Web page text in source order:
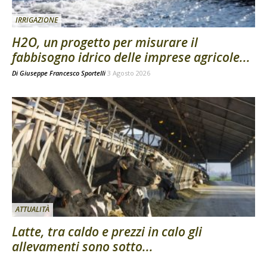
IRRIGAZIONE
H2O, un progetto per misurare il
fabbisogno idrico delle imprese agricole...
Di Giuseppe Francesco Sportelli 3 Agosto 2026
ATTUALITÀ
Latte, tra caldo e prezzi in calo gli
allevamenti sono sotto...